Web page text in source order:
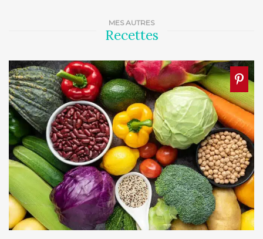
MES AUTRES
Recettes